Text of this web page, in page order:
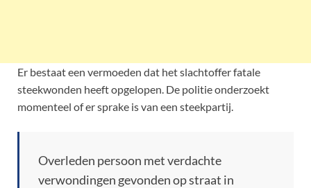
Er bestaat een vermoeden dat het slachtoffer fatale
steekwonden heeft opgelopen. De politie onderzoekt
momenteel of er sprake is van een steekpartij.
Overleden persoon met verdachte
verwondingen gevonden op straat in